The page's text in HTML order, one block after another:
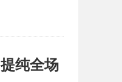
纯全场